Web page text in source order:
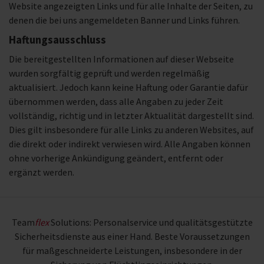
Website angezeigten Links und für alle Inhalte der Seiten, zu
denen die bei uns angemeldeten Banner und Links führen.
Haftungsausschluss
Die bereitgestellten Informationen auf dieser Webseite
wurden sorgfältig geprüft und werden regelmäßig
aktualisiert. Jedoch kann keine Haftung oder Garantie dafür
übernommen werden, dass alle Angaben zu jeder Zeit
vollständig, richtig und in letzter Aktualität dargestellt sind.
Dies gilt insbesondere für alle Links zu anderen Websites, auf
die direkt oder indirekt verwiesen wird. Alle Angaben können
ohne vorherige Ankündigung geändert, entfernt oder
ergänzt werden.
TeamflexSolutions: Personalservice und qualitätsgestützte
Sicherheitsdienste aus einer Hand. Beste Voraussetzungen
für maßgeschneiderte Leistungen, insbesondere in der